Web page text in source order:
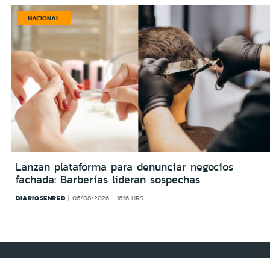
NACIONAL
Lanzan plataforma para denunciar negocios
fachada: Barberías lideran sospechas
DIARIOSENRED 06/08/2026 - 16:16 HRS